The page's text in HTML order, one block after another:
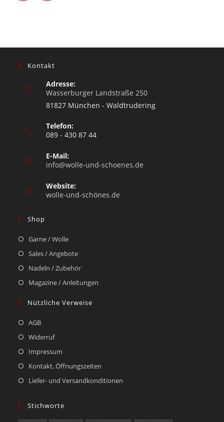
Kontakt
Adresse:
Wasserburger Landstraße 250
81827 München - Waldtrudering
Telefon:
089 - 430 87 44
E-Mail:
info@wolle-und-schoenes.de
Website:
wolle-und-schönes.de
Shop
Garne / Wolle
Sales / Angebote
Nadeln / Zubehör
Magazine / Anleitungen
Nützliche Verweise
AGB
Widerruf
Impressum
Kontakt, Öffnungszeiten
Liefer- und Versandkonditionen
Stichworte